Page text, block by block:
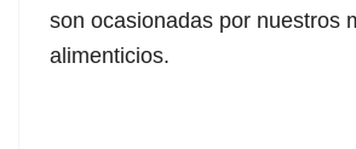
son ocasionadas por nuestros
alimenticios.